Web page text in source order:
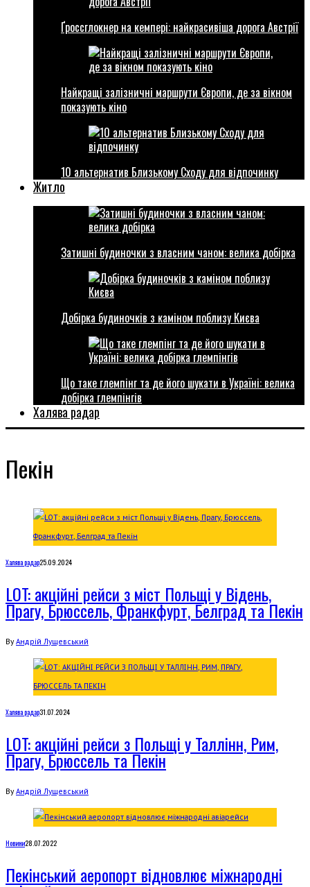
Ґроссглокнер на кемпері: найкрасивіша дорога Австрії
Найкращі залізничні маршрути Європи, де за вікном
показують кіно
10 альтернатив Близькому Сходу для відпочинку
Житло
Затишні будиночки з власним чаном: велика добірка
Добірка будиночків з каміном поблизу Києва
Що таке глемпінг та де його шукати в Україні: велика
добірка глемпінгів
Халява радар
Пекін
Халява радар25.09.2024
LOT: акційні рейси з міст Польщі у Відень,
Прагу, Брюссель, Франкфурт, Белград та Пекін
By Андрій Лущевський
Халява радар31.07.2024
LOT: акційні рейси з Польщі у Таллінн, Рим,
Прагу, Брюссель та Пекін
By Андрій Лущевський
Новини28.07.2022
Пекінський аеропорт відновлює міжнародні